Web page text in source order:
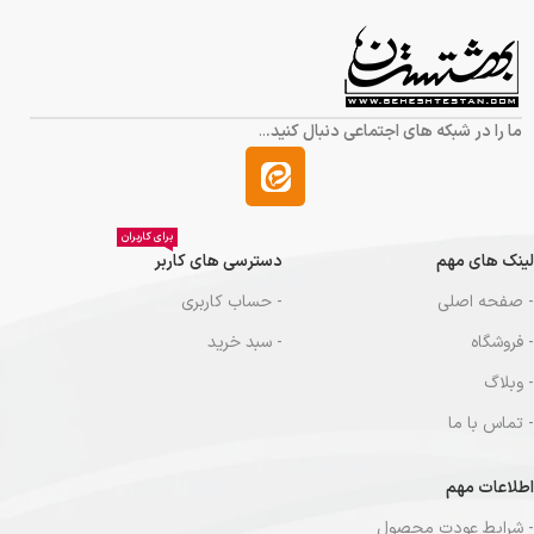
ما را در شبکه های اجتماعی دنبال کنید...
لینک های مهم
- صفحه اصلی
- فروشگاه
- وبلاگ
- تماس با ما
دسترسی های کاربر
برای کاربران
- حساب کاربری
- سبد خرید
اطلاعات مهم
- شرایط عودت محصول